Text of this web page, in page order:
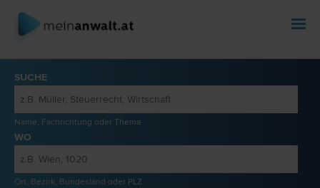
SUCHE
Name, Fachrichtung oder Thema
WO
Ort, Bezirk, Bundesland oder PLZ